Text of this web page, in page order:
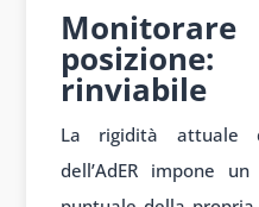
rinviabile
La rigidità attuale
dell’AdER impone